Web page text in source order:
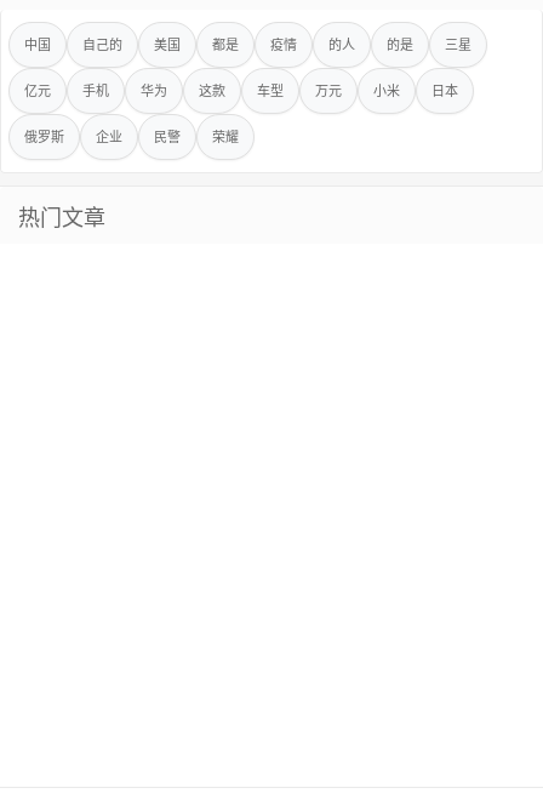
中国 自己的 美国 都是 疫情 的人 的是 三星
亿元 手机 华为 这款 车型 万元 小米 日本
俄罗斯 企业 民警 荣耀
热门文章